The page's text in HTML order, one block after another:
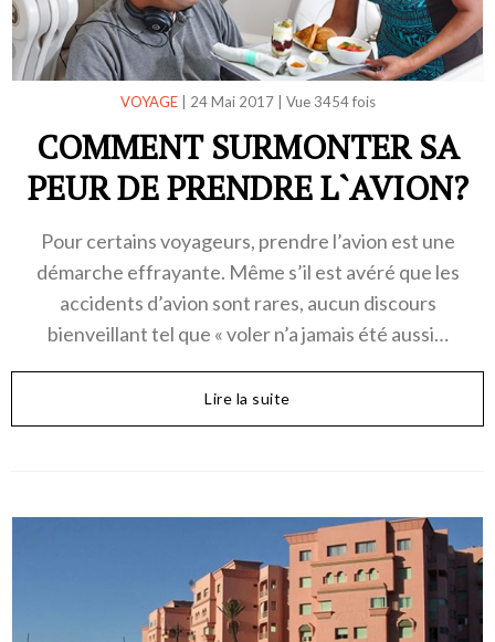
VOYAGE| 24 Mai 2017| Vue 3454 fois
COMMENT SURMONTER SA
PEUR DE PRENDRE L`AVION?
Pour certains voyageurs, prendre l’avion est une
démarche effrayante. Même s’il est avéré que les
accidents d’avion sont rares, aucun discours
bienveillant tel que « voler n’a jamais été aussi…
Lire la suite